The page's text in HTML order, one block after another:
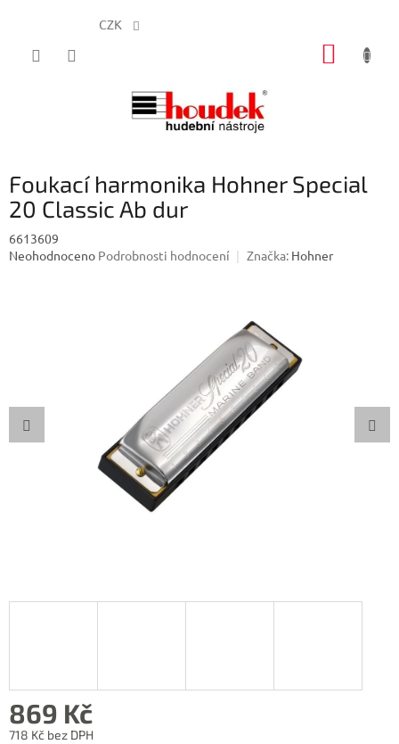
CZK
Foukací harmonika Hohner Special
20 Classic Ab dur
6613609
Průměrné
Neohodnoceno Podrobnosti hodnocení Značka: Hohner
869 Kč
718 Kč bez DPH